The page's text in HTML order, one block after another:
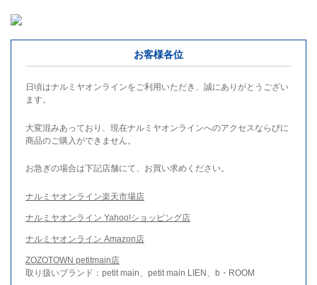
お客様各位
日頃はナルミヤオンラインをご利用いただき、誠にありがとうござい
ます。
大変混みあっており、現在ナルミヤオンラインへのアクセスならびに
商品のご購入ができません。
お急ぎの場合は下記店舗にて、お買い求めください。
ナルミヤオンライン楽天市場店
ナルミヤオンライン Yahoo!ショッピング店
ナルミヤオンライン Amazon店
ZOZOTOWN petitmain店
取り扱いブランド：petit main、petit main LIEN、b・ROOM